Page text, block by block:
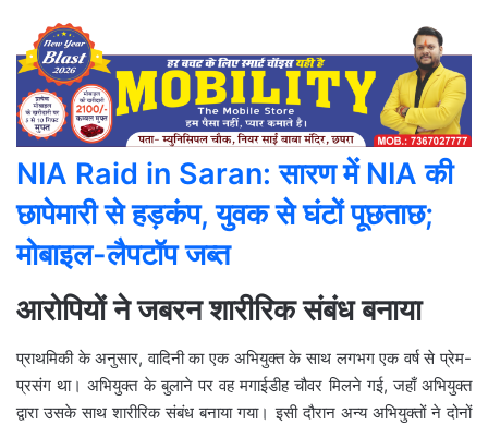
NIA Raid in Saran: सारण में NIA की
छापेमारी से हड़कंप, युवक से घंटों पूछताछ;
मोबाइल-लैपटॉप जब्त
आरोपियों ने जबरन शारीरिक संबंध बनाया
प्राथमिकी के अनुसार, वादिनी का एक अभियुक्त के साथ लगभग एक वर्ष से प्रेम-
प्रसंग था। अभियुक्त के बुलाने पर वह मगाईडीह चौवर मिलने गई, जहाँ अभियुक्त
द्वारा उसके साथ शारीरिक संबंध बनाया गया। इसी दौरान अन्य अभियुक्तों ने दोनों